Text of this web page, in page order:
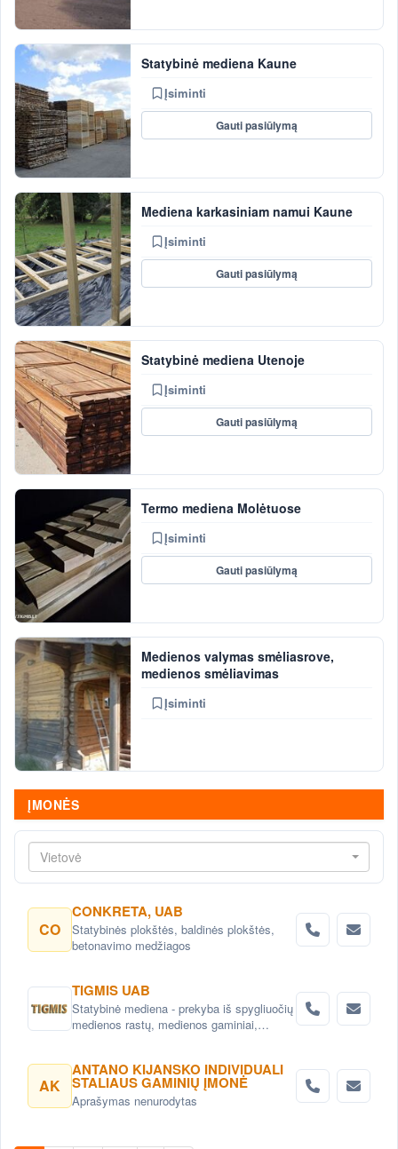
Statybinė mediena Kaune
Įsiminti
Gauti pasiūlymą
Mediena karkasiniam namui Kaune
Įsiminti
Gauti pasiūlymą
Statybinė mediena Utenoje
Įsiminti
Gauti pasiūlymą
Termo mediena Molėtuose
Įsiminti
Gauti pasiūlymą
Medienos valymas smėliasrove,
medienos smėliavimas
Įsiminti
ĮMONĖS
Vietovė
CO
CONKRETA, UAB
Statybinės plokštės, baldinės plokštės,
betonavimo medžiagos
TIGMIS UAB
Statybinė mediena - prekyba iš spygliuočių
medienos rastų, medienos gaminiai,
AK
ANTANO KIJANSKO INDIVIDUALI
STALIAUS GAMINIŲ ĮMONĖ
Aprašymas nenurodytas